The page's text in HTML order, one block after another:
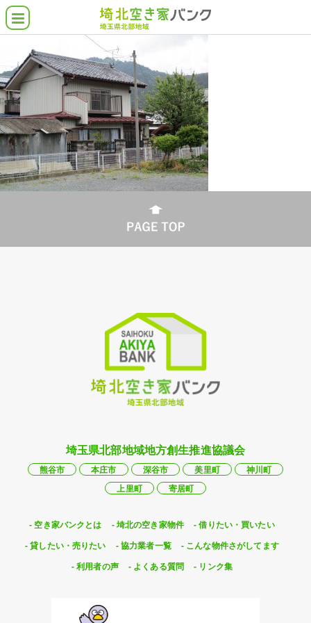
空き家バンクとは
埼北の空き家物件
借りたい・買いたい
貸したい・売りたい
こんな物件さがしてます
各市町の支援施策
よくある質問
協力業者について
埼玉県北部地域地方創生推進協議会
熊谷市 本庄市 深谷市 美里町
神川町
上里町
寄居町
空き家バンクとは 埼北の空き家物件
借りたい・買いたい
貸したい・売りたい
協力業者一覧
こんな物件さがしてます
利用者の声
よくある質問 リンク集